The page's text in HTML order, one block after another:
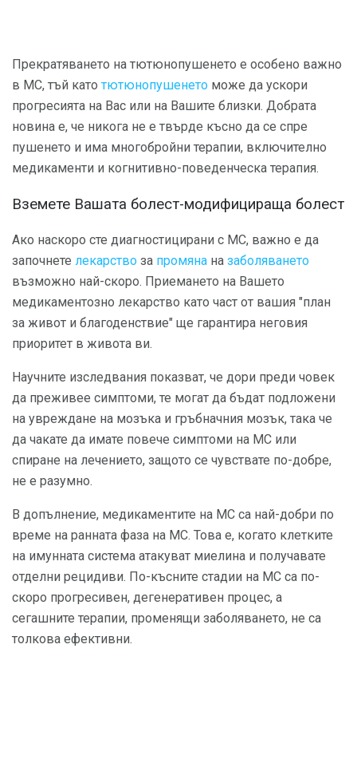
Прекратяването на тютюнопушенето е особено важно
в МС, тъй като тютюнопушенето може да ускори
прогресията на Вас или на Вашите близки. Добрата
новина е, че никога не е твърде късно да се спре
пушенето и има многобройни терапии, включително
медикаменти и когнитивно-поведенческа терапия.
Вземете Вашата болест-модифицираща болест
Ако наскоро сте диагностицирани с МС, важно е да
започнете лекарство за промяна на заболяването
възможно най-скоро. Приемането на Вашето
медикаментозно лекарство като част от вашия "план
за живот и благоденствие" ще гарантира неговия
приоритет в живота ви.
Научните изследвания показват, че дори преди човек
да преживее симптоми, те могат да бъдат подложени
на увреждане на мозъка и гръбначния мозък, така че
да чакате да имате повече симптоми на МС или
спиране на лечението, защото се чувствате по-добре,
не е разумно.
В допълнение, медикаментите на МС са най-добри по
време на ранната фаза на МС. Това е, когато клетките
на имунната система атакуват миелина и получавате
отделни рецидиви. По-късните стадии на МС са по-
скоро прогресивен, дегенеративен процес, а
сегашните терапии, променящи заболяването, не са
толкова ефективни.